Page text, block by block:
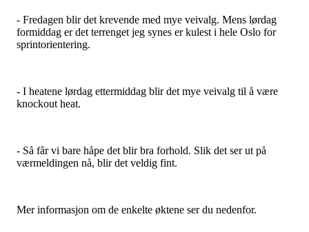
- Fredagen blir det krevende med mye veivalg. Mens lørdag
formiddag er det terrenget jeg synes er kulest i hele Oslo for
sprintorientering.
- I heatene lørdag ettermiddag blir det mye veivalg til å være
knockout heat.
- Så får vi bare håpe det blir bra forhold. Slik det ser ut på
værmeldingen nå, blir det veldig fint.
Mer informasjon om de enkelte øktene ser du nedenfor.